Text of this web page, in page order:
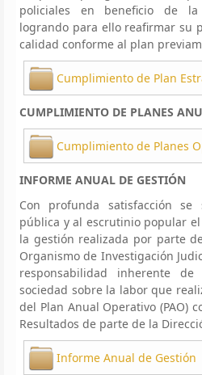
policiales en beneficio de la
logrando para ello reafirmar su
calidad conforme al plan
Cumplimiento de Plan
CUMPLIMIENTO DE PLANES
Cumplimiento de Planes
INFORME ANUAL DE GESTIÓN
Con profunda satisfacción
pública y al escrutinio popular
la gestión realizada por parte
Organismo de Investigación
responsabilidad inherente
sociedad sobre la labor que
del Plan Anual Operativo (PAO)
Resultados de parte de la
Informe Anual de Gestión